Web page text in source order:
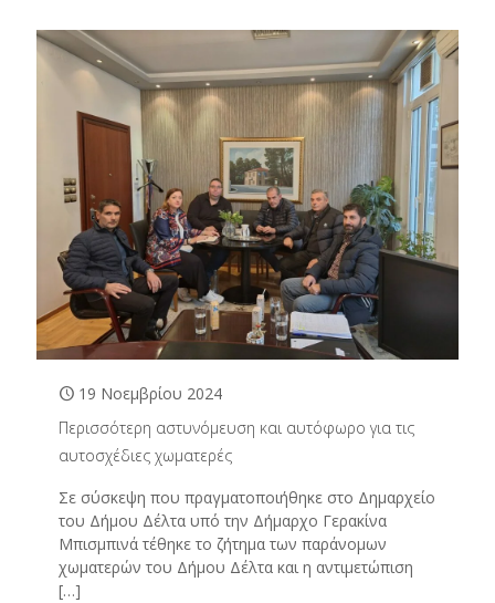
19 Νοεμβρίου 2024
Περισσότερη αστυνόμευση και αυτόφωρο για τις
αυτοσχέδιες χωματερές
Σε σύσκεψη που πραγματοποιήθηκε στο Δημαρχείο
του Δήμου Δέλτα υπό την Δήμαρχο Γερακίνα
Μπισμπινά τέθηκε το ζήτημα των παράνομων
χωματερών του Δήμου Δέλτα και η αντιμετώπιση
[…]